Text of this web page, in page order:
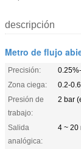
descripción
Metro de flujo
Precisión:
Zona ciega:
0.2-
Presión de
trabajo:
2 bar
Salida
analógica:
4 ~ 20